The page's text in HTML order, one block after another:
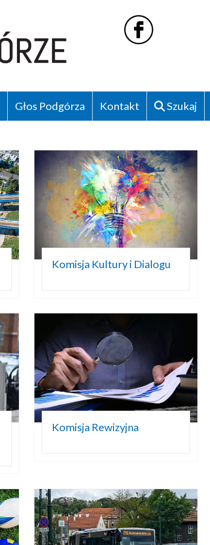
Głos Podgórza Kontakt Szukaj
Komisja Kultury i Dialogu
Komisja Rewizyjna